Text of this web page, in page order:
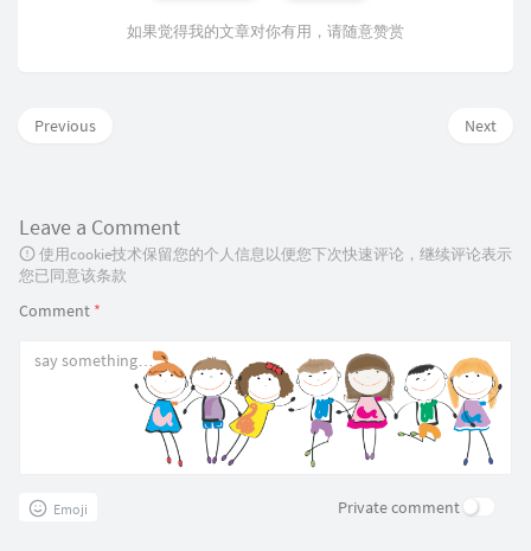
如果觉得我的文章对你有用，请随意赞赏
Next
Previous
Leave a Comment
使用cookie技术保留您的个人信息以便您下次快速评论，继续评论表示
您已同意该条款
Comment *
Emoji Private comment